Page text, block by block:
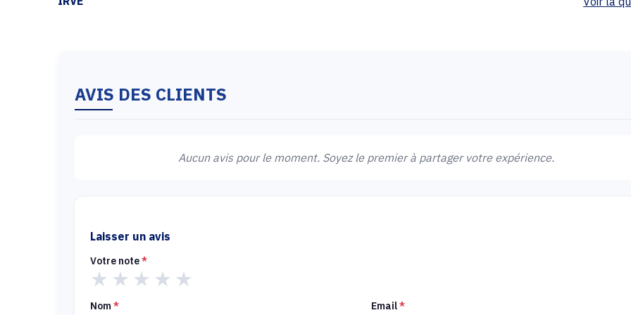
AVIS DES CLIENTS
Aucun avis pour le moment. Soyez le premier à partager votre expérience.
Laisser un avis
Votre note*
★ ★ ★ ★ ★
Nom* Email*